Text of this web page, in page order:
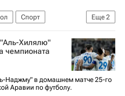
Еще2
Спорт
Аль-Холуд
Хилялю"
чемпионата
Наджму" в домашнем матче 25-го
Аравии по футболу.